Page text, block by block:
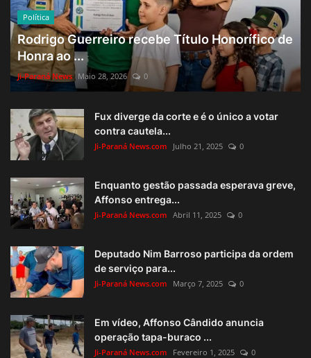
Política
Rodrigo Guerreiro recebe Título Honorífico de
Honra ao ...
Ji-Paraná News Maio 28, 2026 0
Fux diverge da corte e é o único a votar
contra cautela...
Ji-Paraná News.com Julho 21, 2025 0
Enquanto gestão passada esperava greve,
Affonso entrega...
Ji-Paraná News.com Abril 11, 2025 0
Deputado Nim Barroso participa da ordem
de serviço para...
Ji-Paraná News.com Março 7, 2025 0
Em vídeo, Affonso Cândido anuncia
operação tapa-buraco ...
Ji-Paraná News.com Fevereiro 1, 2025 0